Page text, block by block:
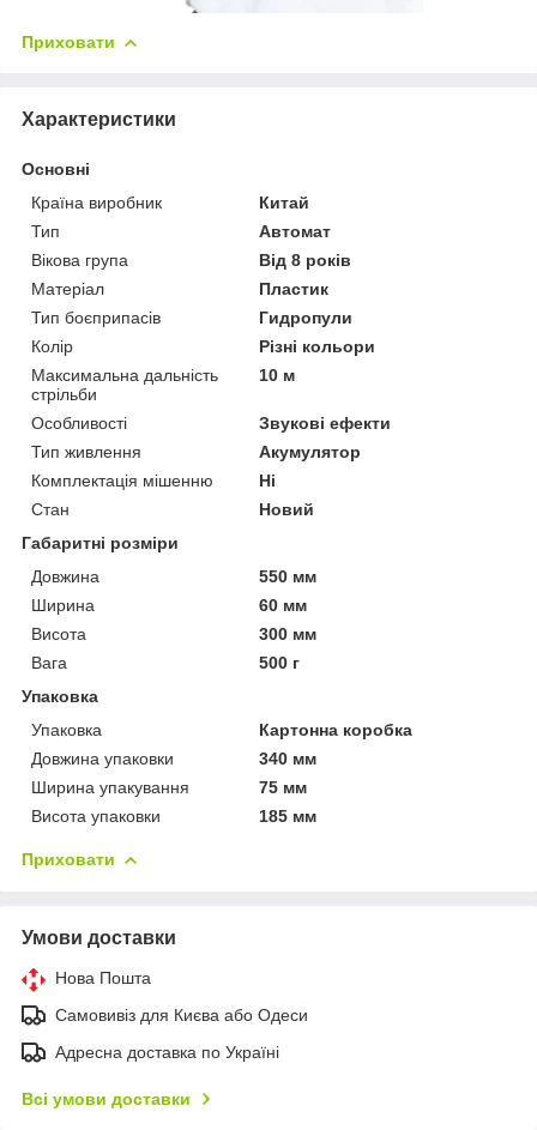
Приховати
Характеристики
Основні
Країна виробник
Китай
Тип
Автомат
Вікова група
Від 8 років
Матеріал
Пластик
Тип боєприпасів
Гидропули
Колір
Різні кольори
Максимальна дальність
стрільби
10 м
Особливості
Звукові ефекти
Тип живлення
Акумулятор
Комплектація мішенню
Ні
Стан
Новий
Габаритні розміри
Довжина
550 мм
Ширина
60 мм
Висота
300 мм
Вага
500 г
Упаковка
Упаковка
Картонна коробка
Довжина упаковки
340 мм
Ширина упакування
75 мм
Висота упаковки
185 мм
Приховати
Умови доставки
Нова Пошта
Самовивіз для Києва або Одеси
Адресна доставка по Україні
Всі умови доставки